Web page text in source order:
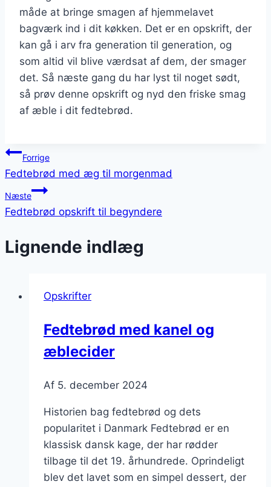
måde at bringe smagen af hjemmelavet
bagværk ind i dit køkken. Det er en opskrift, der
kan gå i arv fra generation til generation, og
som altid vil blive værdsat af dem, der smager
det. Så næste gang du har lyst til noget sødt,
så prøv denne opskrift og nyd den friske smag
af æble i dit fedtebrød.
Indlægsnavigation
Forrige
Fedtebrød med æg til morgenmad
Næste
Fedtebrød opskrift til begyndere
Lignende indlæg
Opskrifter
Fedtebrød med kanel og
æblecider
Af 5. december 2024
Historien bag fedtebrød og dets
popularitet i Danmark Fedtebrød er en
klassisk dansk kage, der har rødder
tilbage til det 19. århundrede. Oprindeligt
blev det lavet som en simpel dessert, der